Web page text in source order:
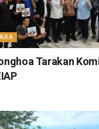
Tarakan